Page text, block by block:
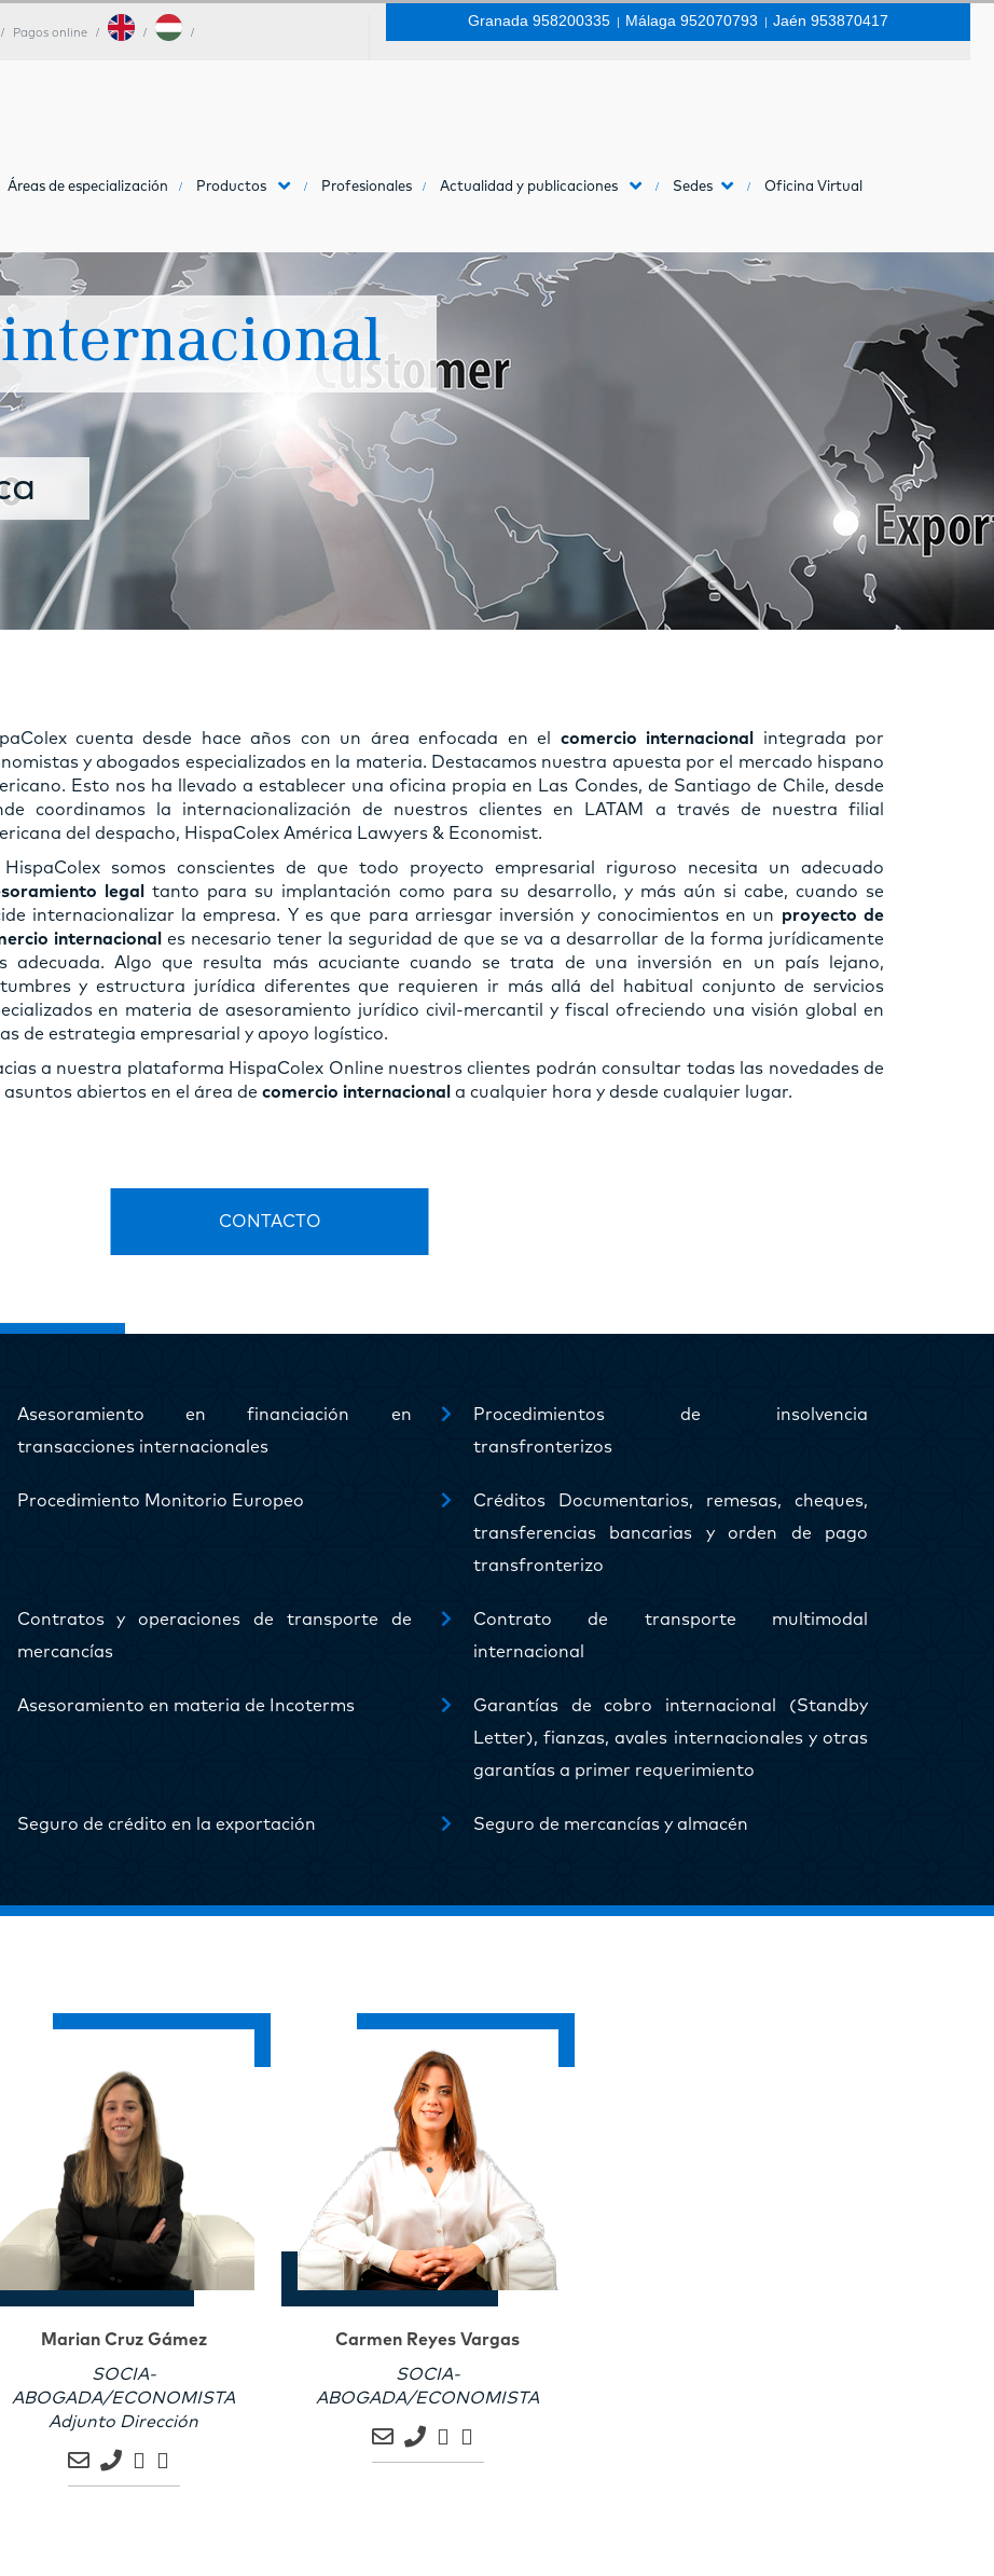
Pagos online
Granada 958200335 | Málaga 952070793 | Jaén 953870417
Áreas de especialización Productos Profesionales Actualidad y publicaciones Sedes Oficina Virtual
cuenta desde hace años con un área enfocada en el comercio internacional
integrada por
y abogados especializados en la materia. Destacamos nuestra apuesta por el mercado hispano
Esto nos ha llevado a establecer una oficina propia en Las Condes, de Santiago de Chile, desde
coordinamos la internacionalización de nuestros clientes en LATAM a través de nuestra filial
del despacho, HispaColex América Lawyers & Economist.
HispaColex somos conscientes de que todo proyecto empresarial riguroso necesita un adecuado
legal
tanto para su implantación como para su desarrollo, y más aún si cabe, cuando se
internacionalizar la empresa. Y es que para arriesgar inversión y conocimientos en un proyecto de
internacional
es necesario tener la seguridad de que se va a desarrollar de la forma jurídicamente
adecuada. Algo que resulta más acuciante cuando se trata de una inversión en un país lejano,
y estructura jurídica diferentes que requieren ir más allá del habitual conjunto de servicios
en materia de asesoramiento jurídico civil-mercantil y fiscal ofreciendo una visión global en
de estrategia empresarial y apoyo logístico.
a nuestra plataforma HispaColex Online nuestros clientes podrán consultar todas las novedades de
asuntos abiertos en el área de comercio internacional a cualquier hora y desde cualquier lugar.
CONTACTO
Asesoramiento en financiación en
transacciones internacionales
Procedimientos de insolvencia
transfronterizos
Procedimiento Monitorio Europeo
Créditos Documentarios, remesas, cheques,
transferencias bancarias y orden de pago
transfronterizo
Contratos y operaciones de transporte de
mercancías
Contrato de transporte multimodal
internacional
Asesoramiento en materia de Incoterms
Garantías de cobro internacional (Standby
Letter), fianzas, avales internacionales y otras
garantías a primer requerimiento
Seguro de crédito en la exportación Seguro de mercancías y almacén
Marian Cruz Gámez
SOCIA-
ABOGADA/ECONOMISTA
Adjunto Dirección
Carmen Reyes Vargas
SOCIA-
ABOGADA/ECONOMISTA